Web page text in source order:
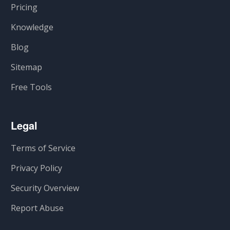
Pricing
Knowledge
Blog
Sitemap
Free Tools
Legal
Terms of Service
Privacy Policy
Security Overview
Report Abuse